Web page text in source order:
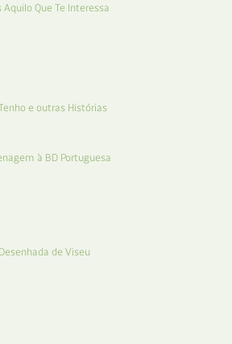
Aquilo Que Te Interessa
e outras Histórias
à BD Portuguesa
de Viseu